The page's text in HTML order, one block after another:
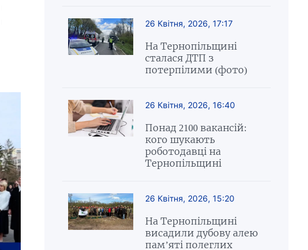
26 Квітня, 2026, 17:17
На Тернопільщині
сталася ДТП з
потерпілими (фото)
26 Квітня, 2026, 16:40
Понад 2100 вакансій:
кого шукають
роботодавці на
Тернопільщині
26 Квітня, 2026, 15:20
На Тернопільщині
висадили дубову алею
пам’яті полеглих